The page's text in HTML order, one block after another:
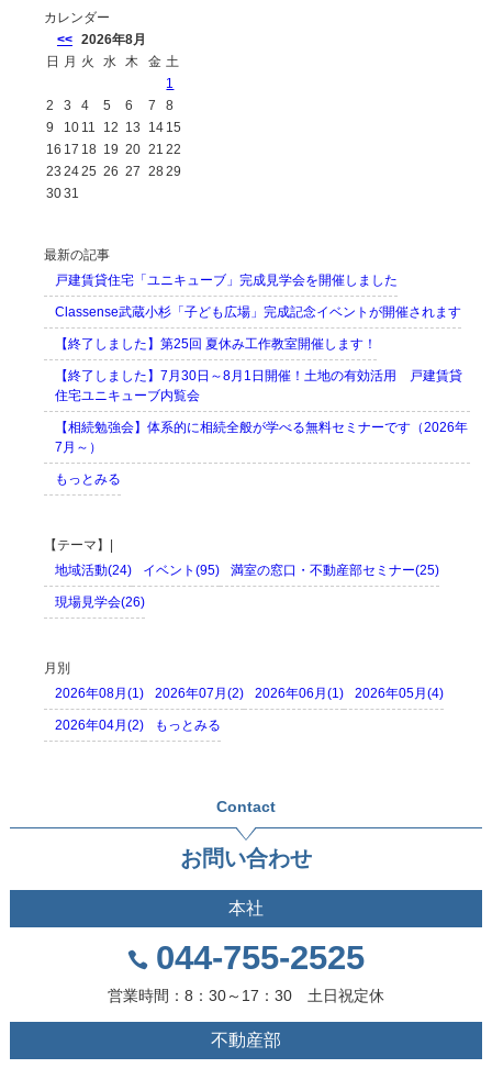
カレンダー
<<
2026年8月
日 月 火 水 木 金 土
1
2
3 4 5 6 7
8
9
10 11 12 13 14 15
16 17 18 19 20 21 22
23 2425 26 27 2829
3031
最新の記事
戸建賃貸住宅「ユニキューブ」完成見学会を開催しました
Classense武蔵小杉「子ども広場」完成記念イベントが開催されます
【終了しました】第25回 夏休み工作教室開催します！
【終了しました】7月30日～8月1日開催！土地の有効活用 戸建賃貸
住宅ユニキューブ内覧会
【相続勉強会】体系的に相続全般が学べる無料セミナーです（2026年
7月～）
もっとみる
【テーマ】|
地域活動(24)
イベント(95) 満室の窓口・不動産部セミナー(25)
現場見学会(26)
月別
2026年08月(1)
2026年07月(2) 2026年06月(1) 2026年05月(4)
2026年04月(2) もっとみる
Contact
お問い合わせ
本社
044-755-2525
営業時間：8：30～17：30 土日祝定休
不動産部